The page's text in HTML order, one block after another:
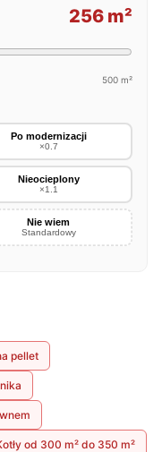
256 m²
500 m²
Po modernizacji
×0.7
Nieocieplony
×1.1
Nie wiem
Standardowy
pellet
od 300 m² do 350 m²